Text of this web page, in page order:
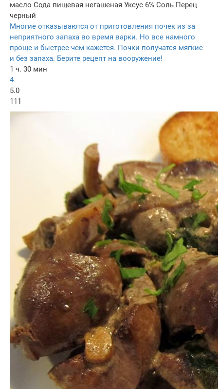
масло Сода пищевая негашеная Уксус 6% Соль Перец
черный
Многие отказываются от приготовления почек из за
неприятного запаха во время варки. Но все намного
проще и быстрее чем кажется. Почки получатся мягкие
и без запаха. Берите рецепт на вооружение!
1 ч. 30 мин
4
5.0
111